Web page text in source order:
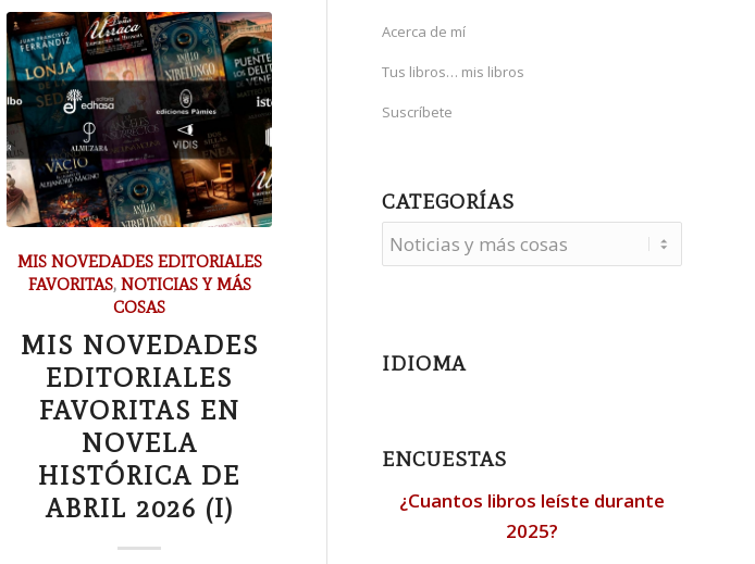
MIS NOVEDADES EDITORIALES
FAVORITAS, NOTICIAS Y MÁS
COSAS
MIS NOVEDADES
EDITORIALES
FAVORITAS EN
NOVELA
HISTÓRICA DE
ABRIL 2026 (I)
Acerca de mí
Tus libros… mis libros
Suscríbete
CATEGORÍAS
Categorías
IDIOMA
ENCUESTAS
¿Cuantos libros leíste durante
2025?